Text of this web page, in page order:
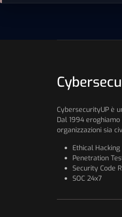
CybersecurityUP è
Dal 1994
organizzazioni sia
Ethical Hacking
Penetration
Security Code
SOC 24x7